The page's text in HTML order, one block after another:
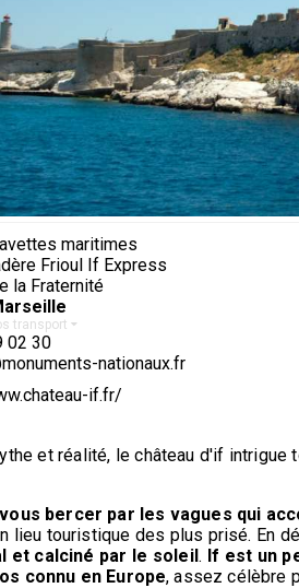
maritimes
Frioul If Express
la Fraternité
transport
02 30
nationaux.fr
if.fr/
et réalité, le château d'if
bercer par les vagues qui
lieu touristique des plus prisé. En
et calciné par le soleil. If est un
connu en Europe, assez célèbre